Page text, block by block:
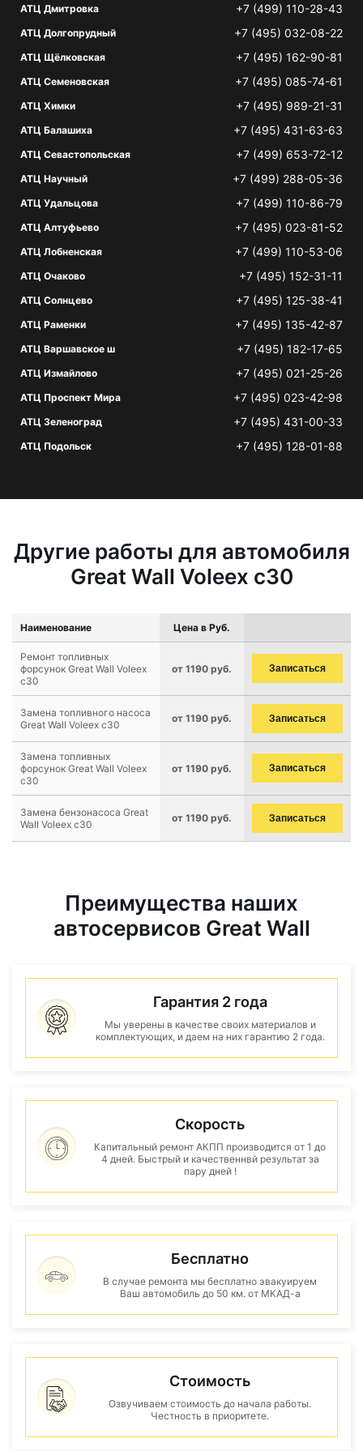
АТЦ Дмитровка +7 (499) 110-28-43
АТЦ Долгопрудный +7 (495) 032-08-22
АТЦ Щёлковская +7 (495) 162-90-81
АТЦ Семеновская +7 (495) 085-74-61
АТЦ Химки +7 (495) 989-21-31
АТЦ Балашиха +7 (495) 431-63-63
АТЦ Севастопольская +7 (499) 653-72-12
АТЦ Научный +7 (499) 288-05-36
АТЦ Удальцова +7 (499) 110-86-79
АТЦ Алтуфьево +7 (495) 023-81-52
АТЦ Лобненская +7 (499) 110-53-06
АТЦ Очаково +7 (495) 152-31-11
АТЦ Солнцево +7 (495) 125-38-41
АТЦ Раменки +7 (495) 135-42-87
АТЦ Варшавское ш +7 (495) 182-17-65
АТЦ Измайлово +7 (495) 021-25-26
АТЦ Проспект Мира +7 (495) 023-42-98
АТЦ Зеленоград +7 (495) 431-00-33
АТЦ Подольск +7 (495) 128-01-88
Другие работы для автомобиля
Great Wall Voleex c30
Наименование Цена в Руб.
Ремонт топливных
форсунок Great Wall Voleex
c30
от 1190 руб. Записаться
Замена топливного насоса
Great Wall Voleex c30
от 1190 руб. Записаться
Замена топливных
форсунок Great Wall Voleex
c30
от 1190 руб. Записаться
Замена бензонасоса Great
Wall Voleex c30
от 1190 руб. Записаться
Преимущества наших
автосервисов Great Wall
Гарантия 2 года
Мы уверены в качестве своих материалов и
комплектующих, и даем на них гарантию 2 года.
Скорость
Капитальный ремонт АКПП производится от 1 до
4 дней. Быстрый и качественнвй результат за
пару дней !
Бесплатно
В случае ремонта мы бесплатно эвакуируем
Ваш автомобиль до 50 км. от МКАД-а
Стоимость
Озвучиваем стоимость до начала работы.
Честность в приоритете.